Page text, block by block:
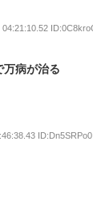
万病が治る
ID:Dn5SRPo0